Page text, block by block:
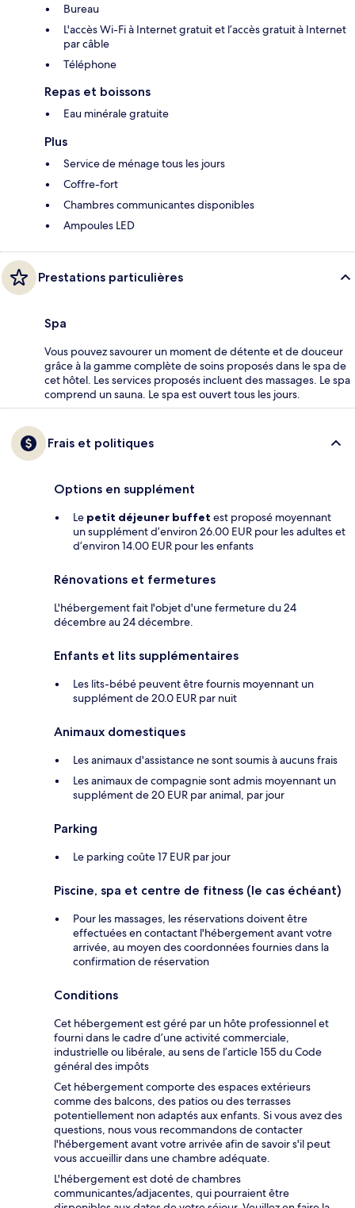
Bureau
L'accès Wi-Fi à Internet gratuit et l’accès gratuit à Internet
par câble
Téléphone
Repas et boissons
Eau minérale gratuite
Plus
Service de ménage tous les jours
Coffre-fort
Chambres communicantes disponibles
Ampoules LED
Prestations particulières
Spa
Vous pouvez savourer un moment de détente et de douceur
grâce à la gamme complète de soins proposés dans le spa de
cet hôtel. Les services proposés incluent des massages. Le spa
comprend un sauna. Le spa est ouvert tous les jours.
Frais et politiques
Options en supplément
Le petit déjeuner buffet est proposé moyennant
un supplément d’environ 26.00 EUR pour les adultes et
d’environ 14.00 EUR pour les enfants
Rénovations et fermetures
L'hébergement fait l'objet d'une fermeture du 24
décembre au 24 décembre.
Enfants et lits supplémentaires
Les lits-bébé peuvent être fournis moyennant un
supplément de 20.0 EUR par nuit
Animaux domestiques
Les animaux d'assistance ne sont soumis à aucuns frais
Les animaux de compagnie sont admis moyennant un
supplément de 20 EUR par animal, par jour
Parking
Le parking coûte 17 EUR par jour
Piscine, spa et centre de fitness (le cas échéant)
Pour les massages, les réservations doivent être
effectuées en contactant l'hébergement avant votre
arrivée, au moyen des coordonnées fournies dans la
confirmation de réservation
Conditions
Cet hébergement est géré par un hôte professionnel et
fourni dans le cadre d’une activité commerciale,
industrielle ou libérale, au sens de l’article 155 du Code
général des impôts
Cet hébergement comporte des espaces extérieurs
comme des balcons, des patios ou des terrasses
potentiellement non adaptés aux enfants. Si vous avez des
questions, nous vous recommandons de contacter
l'hébergement avant votre arrivée afin de savoir s'il peut
vous accueillir dans une chambre adéquate.
L'hébergement est doté de chambres
communicantes/adjacentes, qui pourraient être